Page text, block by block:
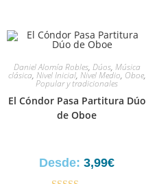
Daniel Alomía Robles, Dúos, Música
clásica, Nivel Inicial, Nivel Medio, Oboe,
Popular y tradicionales
El Cóndor Pasa Partitura Dúo
de Oboe
Desde: 3,99€